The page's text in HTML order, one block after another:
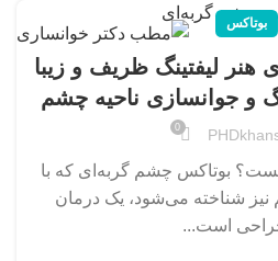
بوتاکس
لیفتینگ ظریف و زیبا
و جوانسازی ناحیه چشم
0
بوتاکس چشم گربه‌ای که با
شناخته می‌شود، یک درمان
است...